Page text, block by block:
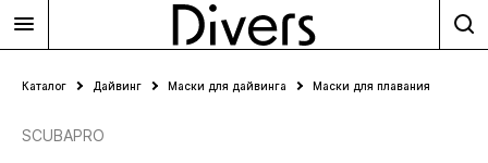
Каталог Дайвинг Маски для дайвинга Маски для плавания
SCUBAPRO